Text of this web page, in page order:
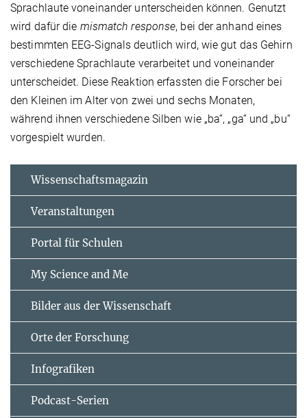
Sprachlaute voneinander unterscheiden können. Genutzt
wird dafür die mismatch response, bei der anhand eines
bestimmten EEG-Signals deutlich wird, wie gut das Gehirn
verschiedene Sprachlaute verarbeitet und voneinander
unterscheidet. Diese Reaktion erfassten die Forscher bei
den Kleinen im Alter von zwei und sechs Monaten,
während ihnen verschiedene Silben wie „ba“, „ga“ und „bu“
vorgespielt wurden.
Wissenschaftsmagazin
Veranstaltungen
Portal für Schulen
My Science and Me
Bilder aus der Wissenschaft
Orte der Forschung
Infografiken
Podcast-Serien